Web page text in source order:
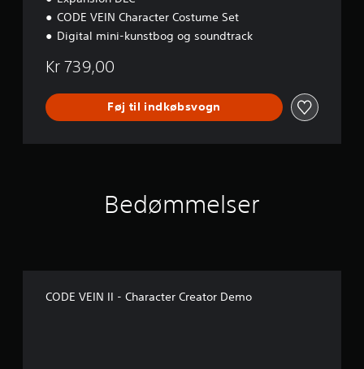
CODE VEIN Character Costume Set
Digital mini-kunstbog og soundtrack
Kr 739,00
Føj til indkøbsvogn
Bedømmelser
CODE VEIN II - Character Creator Demo